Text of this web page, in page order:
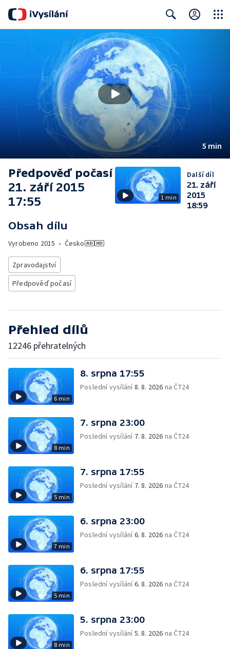
5 min
Předpověď počasí
21. září 2015
17:55
Obsah dílu
Vyrobeno 2015 • Česko
Zpravodajství
Předpověď počasí
1 min
Další díl
21. září
2015
18:59
Přehled dílů
12246 přehratelných
6 min
8. srpna 17:55
Poslední vysílání8. 8. 2026 na ČT24
8 min
7. srpna 23:00
Poslední vysílání 7. 8. 2026 na ČT24
5 min
7. srpna 17:55
Poslední vysílání 7. 8. 2026 na ČT24
7 min
6. srpna 23:00
Poslední vysílání6. 8. 2026 na ČT24
5 min
6. srpna 17:55
Poslední vysílání6. 8. 2026 na ČT24
8 min
5. srpna 23:00
Poslední vysílání5. 8. 2026 na ČT24